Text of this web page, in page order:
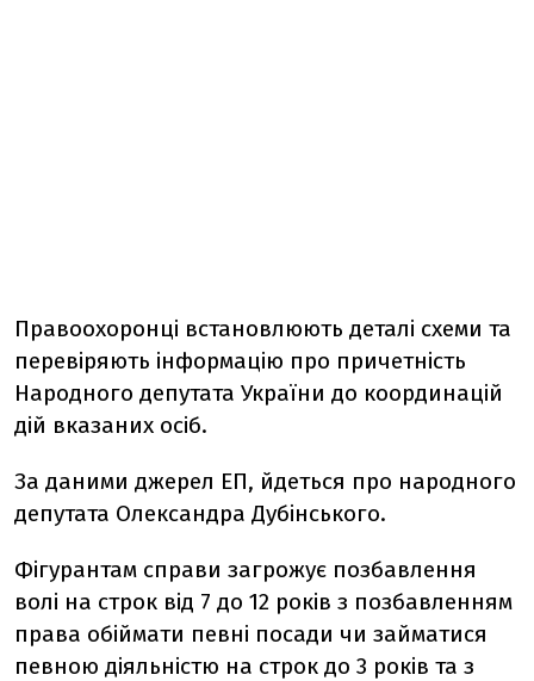
Правоохоронці встановлюють деталі схеми та
перевіряють інформацію про причетність
Народного депутата України до координацій
дій вказаних осіб.
За даними джерел ЕП, йдеться про народного
депутата Олександра Дубінського.
Фігурантам справи загрожує позбавлення
волі на строк від 7 до 12 років з позбавленням
права обіймати певні посади чи займатися
певною діяльністю на строк до 3 років та з